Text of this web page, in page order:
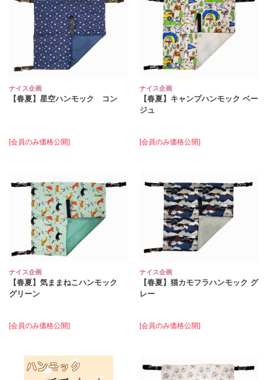
ナイス企画
【春夏】星空ハンモック コン
[会員のみ価格公開]
ナイス企画
【春夏】キャンプハンモック ベー
ジュ
[会員のみ価格公開]
ナイス企画
【春夏】気ままねこハンモック
グリーン
[会員のみ価格公開]
ナイス企画
【春夏】猫カモフラハンモック グ
レー
[会員のみ価格公開]